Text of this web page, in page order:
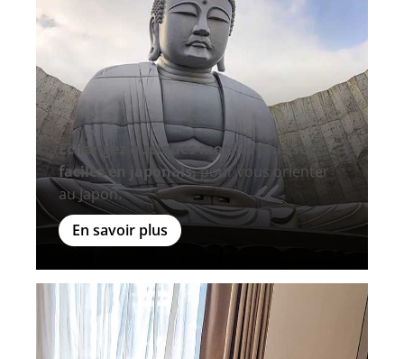
Échangez quelques mots et phrases
faciles en japonais,pour vous orienter
au Japon.
En savoir plus